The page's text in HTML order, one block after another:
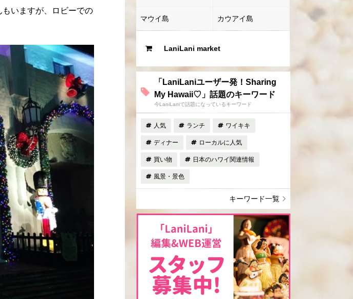
いますが、ロビーでの
マウイ島 カウアイ島
LaniLani market
「LaniLaniユーザー発！Sharing
My Hawaii♡」話題のキーワード
今LaniLaniで話題になっているキーワード
人気 ランチ ワイキキ
ディナー ローカルに人気
買い物 日本のハワイ関連情報
風景・景色
キーワード一覧